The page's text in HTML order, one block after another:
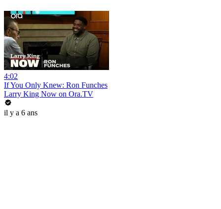
4:02
If You Only Knew: Ron Funches
Larry King Now on Ora.TV
il y a 6 ans